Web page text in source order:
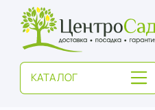
ЦентроСад
КАТАЛОГ